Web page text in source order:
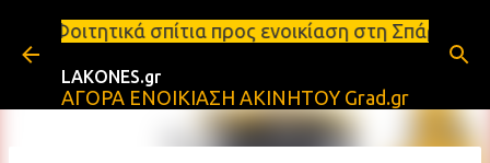
Μετάβαση στο κύριο περιεχόμενο
προς ενοικίαση στη Σπάρτη Ενοικιάσεις
LAKONES.gr
ΑΓΟΡΑ ΕΝΟΙΚΙΑΣΗ ΑΚΙΝΗΤΟΥ Grad.gr